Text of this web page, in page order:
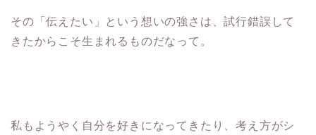
その「伝えたい」という想いの強さは、試行錯誤して
きたからこそ生まれるものだなって。
私もようやく自分を好きになってきたり、考え方がシ